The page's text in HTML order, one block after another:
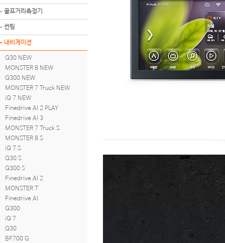
골프거리측정기
썬팅
내비게이션
Q30 NEW
MONSTER 8 NEW
Q300 NEW
MONSTER 7 Truck NEW
iQ 7 NEW
Finedrive AI 2 PLAY
Finedrive AI 3
MONSTER 7 Truck S
MONSTER 8 S
iQ 7 S
Q30 S
Q300 S
Finedrive AI 2
MONSTER T
Finedrive AI
Q300
iQ 7
Q30
BF700 G